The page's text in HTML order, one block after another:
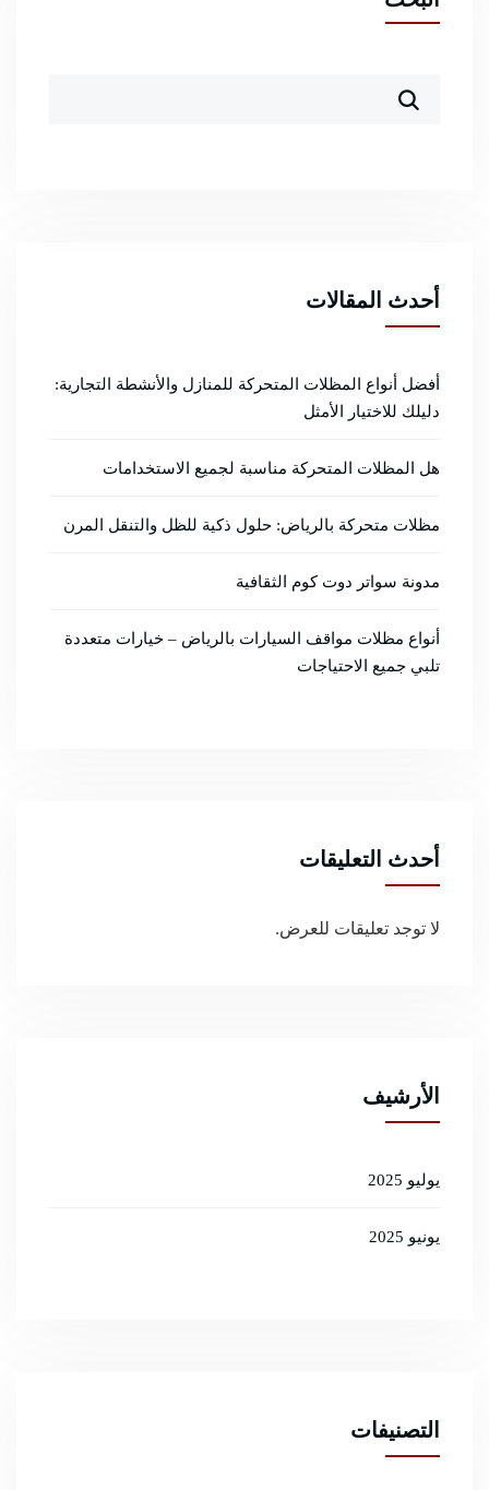
أحدث المقالات
أفضل أنواع المظلات المتحركة للمنازل والأنشطة التجارية:
دليلك للاختيار الأمثل
هل المظلات المتحركة مناسبة لجميع الاستخدامات
مظلات متحركة بالرياض: حلول ذكية للظل والتنقل المرن
مدونة سواتر دوت كوم الثقافية
أنواع مظلات مواقف السيارات بالرياض – خيارات متعددة
تلبي جميع الاحتياجات
أحدث التعليقات
لا توجد تعليقات للعرض.
الأرشيف
يوليو 2025
يونيو 2025
التصنيفات